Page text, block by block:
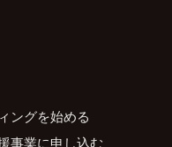
ングを始める
事業に申し込む